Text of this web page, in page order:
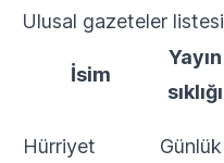
Ulusal gazeteler listesi
İsim
Yayın
sıklığı
Hürriyet Günlük